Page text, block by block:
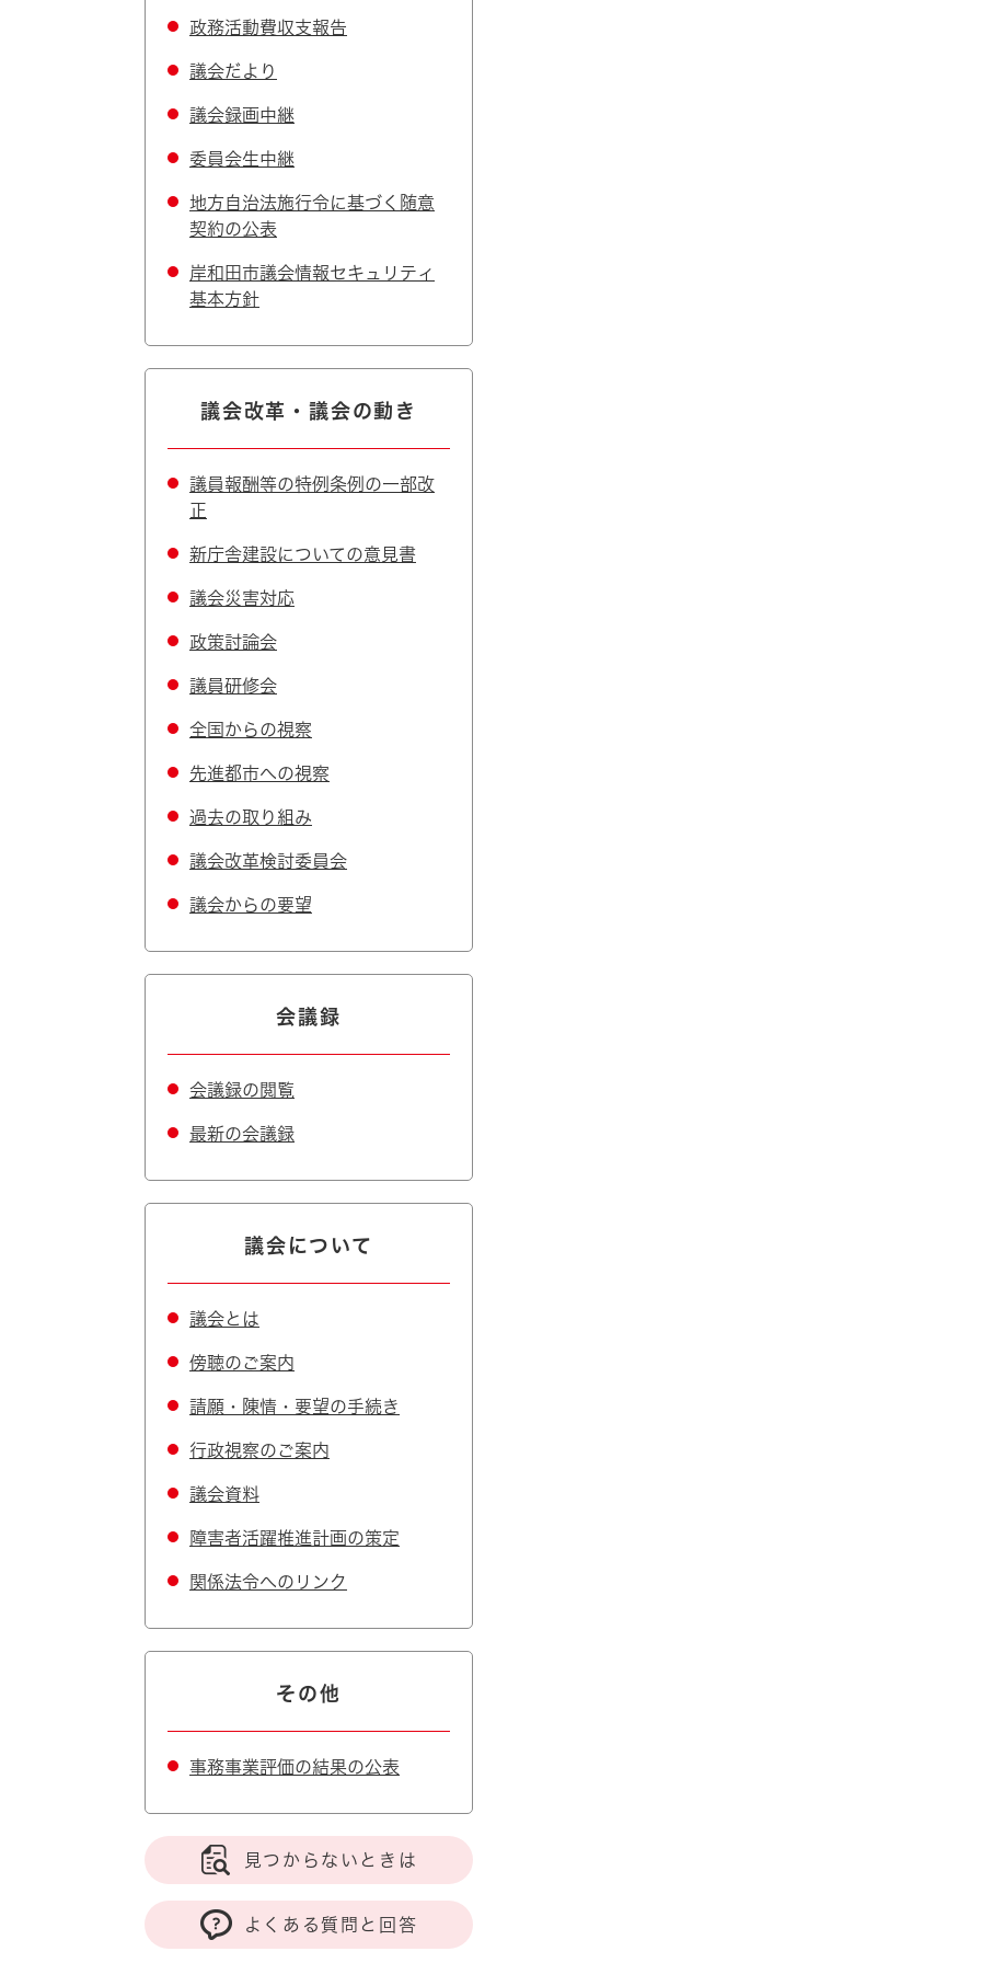
政務活動費収支報告
議会だより
議会録画中継
委員会生中継
地方自治法施行令に基づく随意
契約の公表
岸和田市議会情報セキュリティ
基本方針
議会改革・議会の動き
議員報酬等の特例条例の一部改
正
新庁舎建設についての意見書
議会災害対応
政策討論会
議員研修会
全国からの視察
先進都市への視察
過去の取り組み
議会改革検討委員会
議会からの要望
会議録
会議録の閲覧
最新の会議録
議会について
議会とは
傍聴のご案内
請願・陳情・要望の手続き
行政視察のご案内
議会資料
障害者活躍推進計画の策定
関係法令へのリンク
その他
事務事業評価の結果の公表
見つからないときは
よくある質問と回答